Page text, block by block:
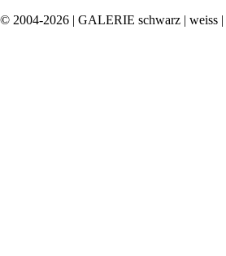
© 2004-2026 | GALERIE schwarz | weiss |